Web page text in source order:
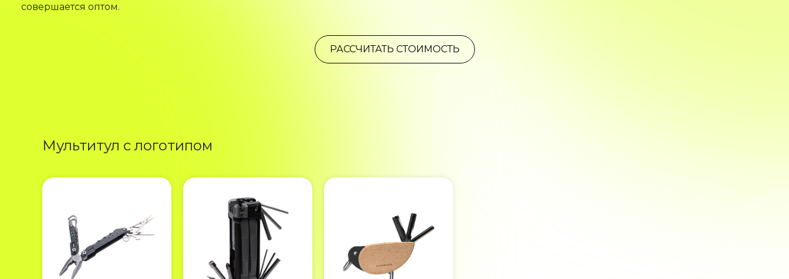
совершается оптом.
РАССЧИТАТЬ СТОИМОСТЬ
Мультитул с логотипом